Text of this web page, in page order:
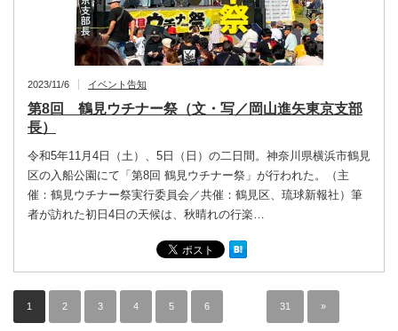
2023/11/6 イベント告知
第8回 鶴見ウチナー祭（文・写／岡山進矢東京支部
長）
令和5年11月4日（土）、5日（日）の二日間。神奈川県横浜市鶴見
区の入船公園にて「第8回 鶴見ウチナー祭」が行われた。（主
催：鶴見ウチナー祭実行委員会／共催：鶴見区、琉球新報社）筆
者が訪れた初日4日の天候は、秋晴れの行楽…
1 2 3 4 5 6 31 »